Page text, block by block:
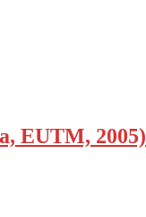
EUTM, 2005)